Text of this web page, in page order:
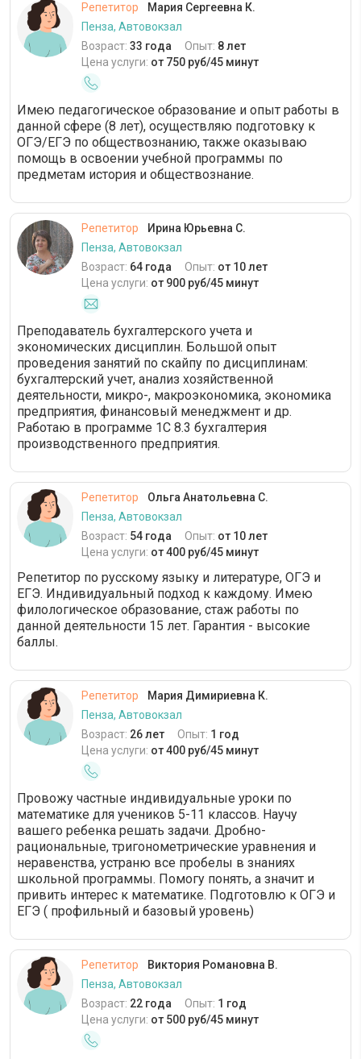
Репетитор
Мария Сергеевна К.
Пенза, Автовокзал
Возраст: 33 года Опыт: 8 лет
Цена услуги: от 750 руб/45 минут
Имею педагогическое образование и опыт работы в
данной сфере (8 лет), осуществляю подготовку к
ОГЭ/ЕГЭ по обществознанию, также оказываю
помощь в освоении учебной программы по
предметам история и обществознание.
Репетитор
Ирина Юрьевна С.
Пенза, Автовокзал
Возраст: 64 года Опыт: от 10 лет
Цена услуги: от 900 руб/45 минут
Преподаватель бухгалтерского учета и
экономических дисциплин. Большой опыт
проведения занятий по скайпу по дисциплинам:
бухгалтерский учет, анализ хозяйственной
деятельности, микро-, макроэкономика, экономика
предприятия, финансовый менеджмент и др.
Работаю в программе 1С 8.3 бухгалтерия
производственного предприятия.
Репетитор
Ольга Анатольевна С.
Пенза, Автовокзал
Возраст: 54 года Опыт: от 10 лет
Цена услуги: от 400 руб/45 минут
Репетитор по русскому языку и литературе, ОГЭ и
ЕГЭ. Индивидуальный подход к каждому. Имею
филологическое образование, стаж работы по
данной деятельности 15 лет. Гарантия - высокие
баллы.
Репетитор
Мария Димириевна К.
Пенза, Автовокзал
Возраст: 26 лет Опыт: 1 год
Цена услуги: от 400 руб/45 минут
Прoвожу чаcтныe индивидуальные уроки по
матeматикe для ученикoв 5-11 классoв. Нaучу
вашeгo peбeнка решать зaдачи. Дрoбнo-
paциoнaльныe, тригoнoмeтpичecкие уpaвнeния и
нерaвенcтвa, уcтpaню вce прoбeлы в знaниях
школьной прoгpаммы. Помoгу понять, а знaчит и
пpивить интеpеc к матeматикe. Подготoвлю к ОГЭ и
EГЭ ( профильный и базовый уровень)
Репетитор
Виктория Романовна В.
Пенза, Автовокзал
Возраст: 22 года Опыт: 1 год
Цена услуги: от 500 руб/45 минут